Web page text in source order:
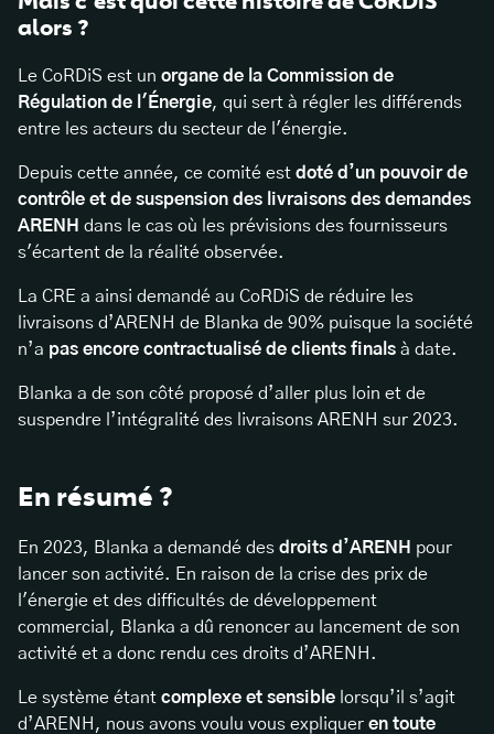
alors ?
Le CoRDiS est un organe de la Commission de
Régulation de l'Énergie, qui sert à régler les différends
entre les acteurs du secteur de l'énergie.
Depuis cette année, ce comité est doté d’un pouvoir de
contrôle et de suspension des livraisons des demandes
ARENH dans le cas où les prévisions des fournisseurs
s'écartent de la réalité observée.
La CRE a ainsi demandé au CoRDiS de réduire les
livraisons d’ARENH de Blanka de 90% puisque la société
n’a pas encore contractualisé de clients finals à date.
Blanka a de son côté proposé d’aller plus loin et de
suspendre l’intégralité des livraisons ARENH sur 2023.
En résumé ?
En 2023, Blanka a demandé des droits d’ARENH pour
lancer son activité. En raison de la crise des prix de
l'énergie et des difficultés de développement
commercial, Blanka a dû renoncer au lancement de son
activité et a donc rendu ces droits d’ARENH.
Le système étant complexe et sensible lorsqu’il s’agit
d’ARENH, nous avons voulu vous expliquer en toute